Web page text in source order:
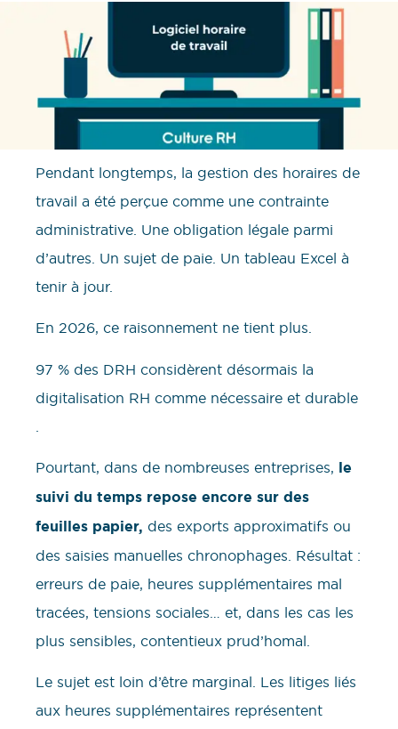
Pendant longtemps, la gestion des horaires de
travail a été perçue comme une contrainte
administrative. Une obligation légale parmi
d’autres. Un sujet de paie. Un tableau Excel à
tenir à jour.
En 2026, ce raisonnement ne tient plus.
97 % des DRH considèrent désormais la
digitalisation RH comme nécessaire et durable
Pourtant, dans de nombreuses entreprises, le
suivi du temps repose encore sur des
feuilles papier, des exports approximatifs ou
des saisies manuelles chronophages. Résultat :
erreurs de paie, heures supplémentaires mal
tracées, tensions sociales… et, dans les cas les
plus sensibles, contentieux prud’homal.
Le sujet est loin d’être marginal. Les litiges liés
aux heures supplémentaires représentent